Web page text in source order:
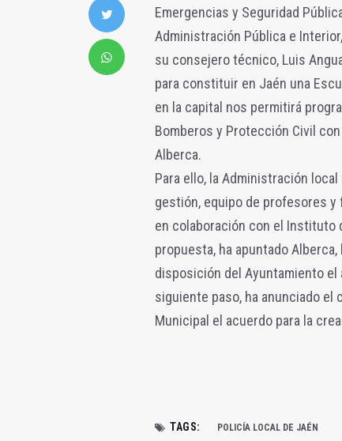
Emergencias y Seguridad
Administración Pública e
su consejero técnico, Luis
para constituir en Jaén una
en la capital nos permitirá
Bomberos y Protección Civil
Alberca.
Para ello, la Administración
gestión, equipo de profesores y
en colaboración con el Instituto
propuesta, ha apuntado
disposición del Ayuntamiento el
siguiente paso, ha anunciado el
Municipal el acuerdo para la
TAGS: POLICÍA LOCAL DE JAÉN